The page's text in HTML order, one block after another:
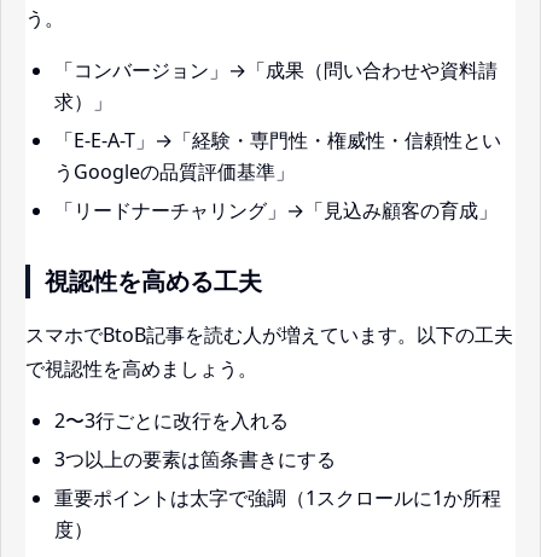
う。
「コンバージョン」→「成果（問い合わせや資料請
求）」
「E-E-A-T」→「経験・専門性・権威性・信頼性とい
うGoogleの品質評価基準」
「リードナーチャリング」→「見込み顧客の育成」
視認性を高める工夫
スマホでBtoB記事を読む人が増えています。以下の工夫
で視認性を高めましょう。
2〜3行ごとに改行を入れる
3つ以上の要素は箇条書きにする
重要ポイントは太字で強調（1スクロールに1か所程
度）